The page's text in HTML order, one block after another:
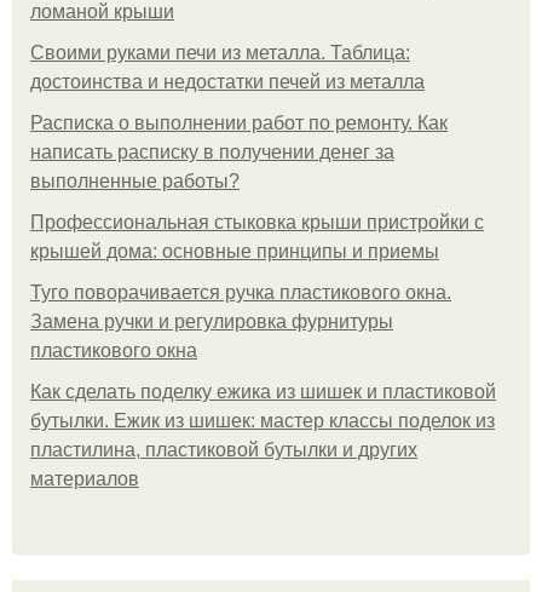
ломаной крыши
Своими руками печи из металла. Таблица:
достоинства и недостатки печей из металла
Расписка о выполнении работ по ремонту. Как
написать расписку в получении денег за
выполненные работы?
Профессиональная стыковка крыши пристройки с
крышей дома: основные принципы и приемы
Туго поворачивается ручка пластикового окна.
Замена ручки и регулировка фурнитуры
пластикового окна
Как сделать поделку ежика из шишек и пластиковой
бутылки. Ежик из шишек: мастер классы поделок из
пластилина, пластиковой бутылки и других
материалов